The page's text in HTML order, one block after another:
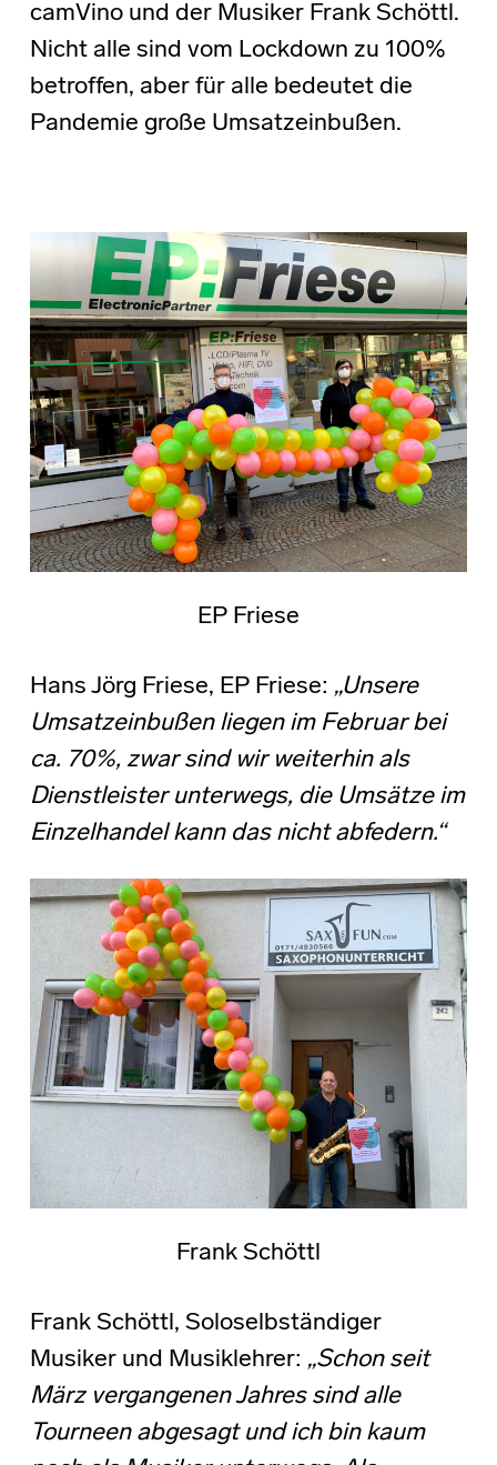
camVino und der Musiker Frank Schöttl.
Nicht alle sind vom Lockdown zu 100%
betroffen, aber für alle bedeutet die
Pandemie große Umsatzeinbußen.
EP Friese
Hans Jörg Friese, EP Friese: „Unsere
Umsatzeinbußen liegen im Februar bei
ca. 70%, zwar sind wir weiterhin als
Dienstleister unterwegs, die Umsätze im
Einzelhandel kann das nicht abfedern.“
Frank Schöttl
Frank Schöttl, Soloselbständiger
Musiker und Musiklehrer: „Schon seit
März vergangenen Jahres sind alle
Tourneen abgesagt und ich bin kaum